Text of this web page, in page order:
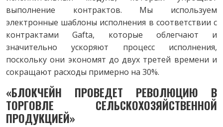
выполнение контрактов. Мы используем
электронные шаблоны исполнения в соответствии с
контрактами Gafta, которые облегчают и
значительно ускоряют процесс исполнения,
поскольку они экономят до двух третей времени и
сокращают расходы примерно на 30%.
«БЛОКЧЕЙН ПРОВЕДЕТ РЕВОЛЮЦИЮ В
ТОРГОВЛЕ СЕЛЬСКОХОЗЯЙСТВЕННОЙ
ПРОДУКЦИЕЙ»